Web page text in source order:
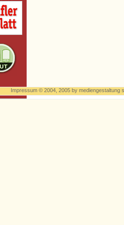
Impressum © 2004, 2005 by mediengestaltung